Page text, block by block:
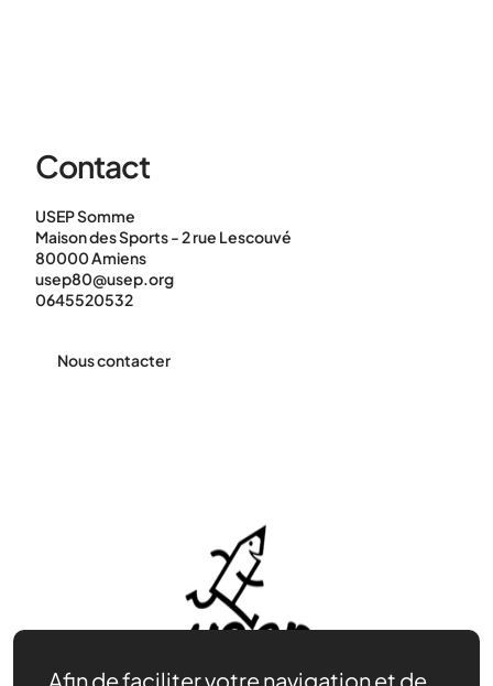
Contact
USEP Somme
Maison des Sports - 2 rue Lescouvé
80000 Amiens
usep80@usep.org
0645520532
Nous contacter
Afin de faciliter votre navigation et de